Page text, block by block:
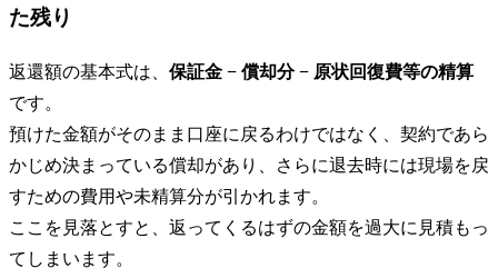
た残り
返還額の基本式は、 保証金 − 償却分 − 原状回復費等の精算
です。
預けた金額がそのまま口座に戻るわけではなく、契約であら
かじめ決まっている償却があり、さらに退去時には現場を戻
すための費用や未精算分が引かれます。
ここを見落とすと、返ってくるはずの金額を過大に見積もっ
てしまいます。